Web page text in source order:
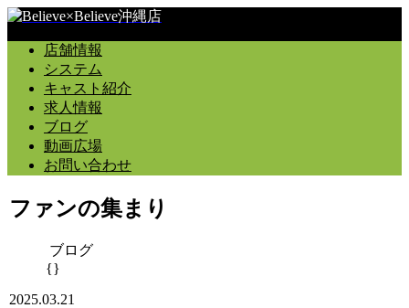
店舗情報
システム
キャスト紹介
求人情報
ブログ
動画広場
お問い合わせ
ファンの集まり
ブログ
{}
2025.03.21